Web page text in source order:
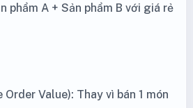
phẩm A + Sản phẩm B với giá rẻ
Order Value): Thay vì bán 1 món